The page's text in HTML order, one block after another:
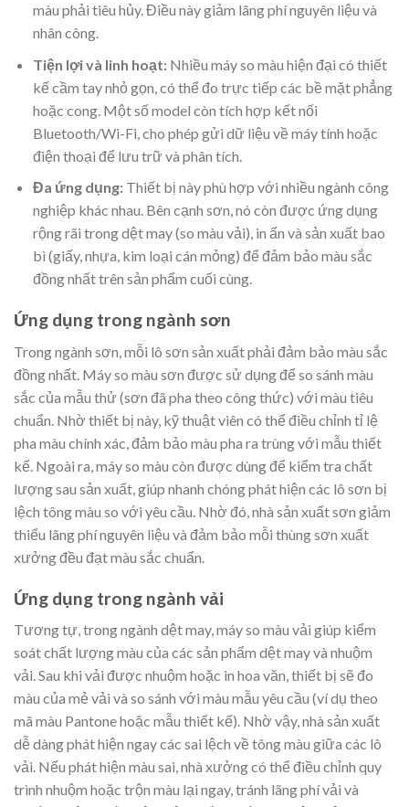
màu phải tiêu hủy. Điều này giảm lãng phí nguyên liệu và
nhân công.
Tiện lợi và linh hoạt:Nhiều máy so màu hiện đại có thiết
kế cầm tay nhỏ gọn, có thể đo trực tiếp các bề mặt phẳng
hoặc cong. Một số model còn tích hợp kết nối
Bluetooth/Wi-Fi, cho phép gửi dữ liệu về máy tính hoặc
điện thoại để lưu trữ và phân tích.
Đa ứng dụng:Thiết bị này phù hợp với nhiều ngành công
nghiệp khác nhau. Bên cạnh sơn, nó còn được ứng dụng
rộng rãi trong dệt may (so màu vải), in ấn và sản xuất bao
bì (giấy, nhựa, kim loại cán mỏng) để đảm bảo màu sắc
đồng nhất trên sản phẩm cuối cùng.
Ứng dụng trong ngành sơn
Trong ngành sơn, mỗi lô sơn sản xuất phải đảm bảo màu sắc
đồng nhất. Máy so màu sơn được sử dụng để so sánh màu
sắc của mẫu thử (sơn đã pha theo công thức) với màu tiêu
chuẩn. Nhờ thiết bị này, kỹ thuật viên có thể điều chỉnh tỉ lệ
pha màu chính xác, đảm bảo màu pha ra trùng với mẫu thiết
kế. Ngoài ra, máy so màu còn được dùng để kiểm tra chất
lượng sau sản xuất, giúp nhanh chóng phát hiện các lô sơn bị
lệch tông màu so với yêu cầu. Nhờ đó, nhà sản xuất sơn giảm
thiểu lãng phí nguyên liệu và đảm bảo mỗi thùng sơn xuất
xưởng đều đạt màu sắc chuẩn.
Ứng dụng trong ngành vải
Tương tự, trong ngành dệt may, máy so màu vải giúp kiểm
soát chất lượng màu của các sản phẩm dệt may và nhuộm
vải. Sau khi vải được nhuộm hoặc in hoa văn, thiết bị sẽ đo
màu của mẻ vải và so sánh với màu mẫu yêu cầu (ví dụ theo
mã màu Pantone hoặc mẫu thiết kế). Nhờ vậy, nhà sản xuất
dễ dàng phát hiện ngay các sai lệch về tông màu giữa các lô
vải. Nếu phát hiện màu sai, nhà xưởng có thể điều chỉnh quy
trình nhuộm hoặc trộn màu lại ngay, tránh lãng phí vải và